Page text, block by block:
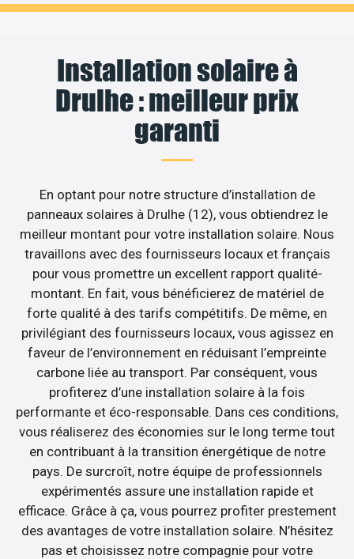
Installation solaire à
Drulhe : meilleur prix
garanti
En optant pour notre structure d’installation de
panneaux solaires à Drulhe (12), vous obtiendrez le
meilleur montant pour votre installation solaire. Nous
travaillons avec des fournisseurs locaux et français
pour vous promettre un excellent rapport qualité-
montant. En fait, vous bénéficierez de matériel de
forte qualité à des tarifs compétitifs. De même, en
privilégiant des fournisseurs locaux, vous agissez en
faveur de l’environnement en réduisant l’empreinte
carbone liée au transport. Par conséquent, vous
profiterez d’une installation solaire à la fois
performante et éco-responsable. Dans ces conditions,
vous réaliserez des économies sur le long terme tout
en contribuant à la transition énergétique de notre
pays. De surcroît, notre équipe de professionnels
expérimentés assure une installation rapide et
efficace. Grâce à ça, vous pourrez profiter prestement
des avantages de votre installation solaire. N’hésitez
pas et choisissez notre compagnie pour votre